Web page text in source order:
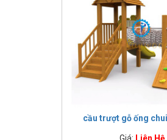
cầu trượt gỗ ống